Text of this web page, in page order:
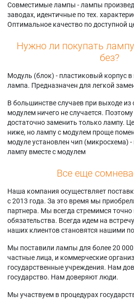
Совместимые лампы - лампы
заводах, идентичные по тех.
Оптимальное качество по доступной
Нужно ли покупать
без?
Модуль (блок) - пластиковый корпус в
лампа. Предназначен для легкой
В большинстве случаев при выходе из
модулем ничего не случается.
достаточно заменить только лампу.
ниже, но лампу с модулем проще
модуле установлен чип (микросхема)
лампу вместе с модулем
Все еще
Наша компания осуществляет
с 2013 года. За это время мы
партнера. Мы всегда стремимся точно
обязательства. Всегда идем на
наших клиентов становятся нашими
Мы поставили лампы для более 20 000
частные лица, и коммерческие
государственные учреждения. Нам
государство. Нам доверяют люди.
Мы участвуем в процедурах